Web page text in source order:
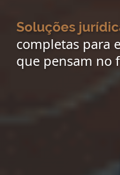
Soluções
completas para
que pensam no